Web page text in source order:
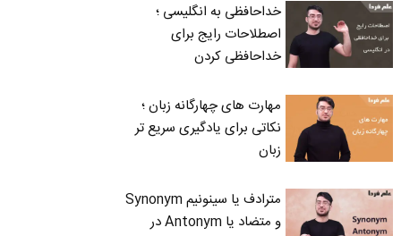
خداحافظی به انگلیسی ؛
اصطلاحات رایج برای
خداحافظی کردن
مهارت های چهارگانه زبان ؛
نکاتی برای یادگیری سریع تر
زبان
مترادف یا سینونیم Synonym
و متضاد یا Antonym در